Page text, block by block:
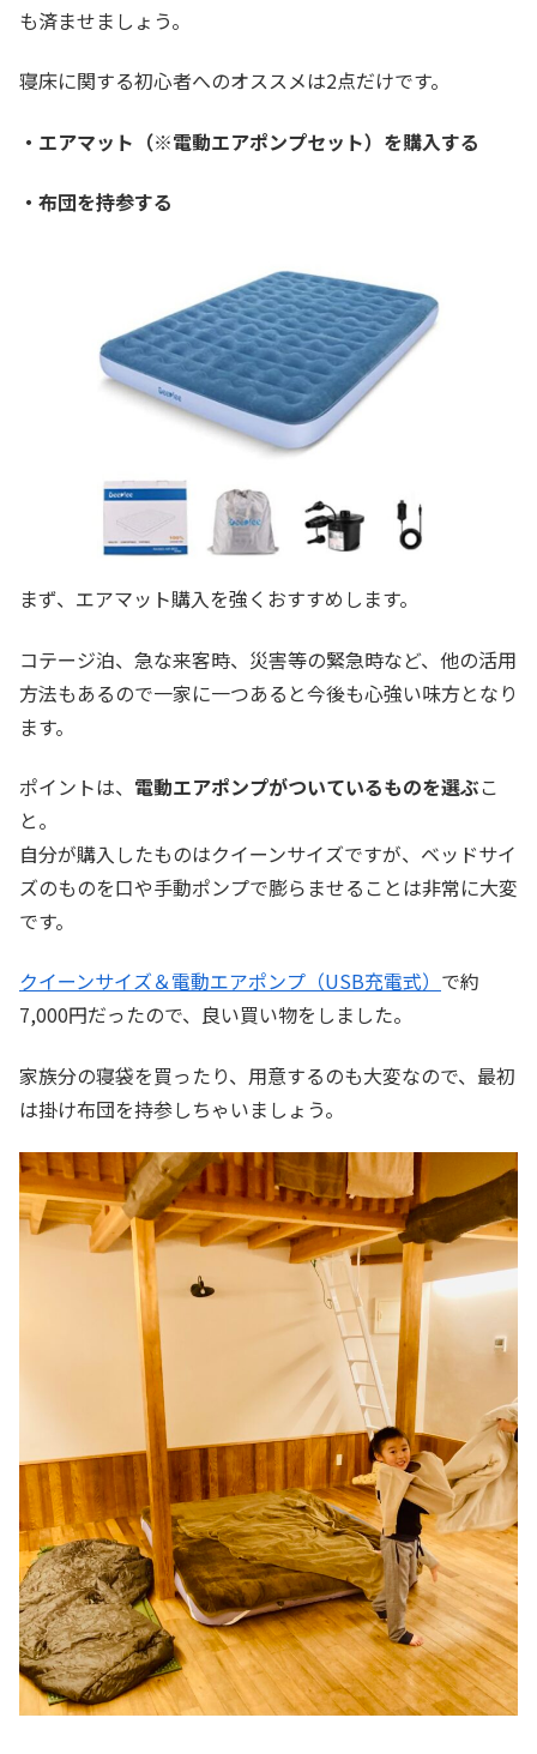
も済ませましょう。
寝床に関する初心者へのオススメは2点だけです。
・エアマット（※電動エアポンプセット）を購入する
・布団を持参する
まず、エアマット購入を強くおすすめします。
コテージ泊、急な来客時、災害等の緊急時など、他の活用
方法もあるので一家に一つあると今後も心強い味方となり
ます。
ポイントは、 電動エアポンプがついているものを選ぶこ
と。
自分が購入したものはクイーンサイズですが、ベッドサイ
ズのものを口や手動ポンプで膨らませることは非常に大変
です。
クイーンサイズ＆電動エアポンプ（USB充電式） で約
7,000円だったので、良い買い物をしました。
家族分の寝袋を買ったり、用意するのも大変なので、最初
は掛け布団を持参しちゃいましょう。